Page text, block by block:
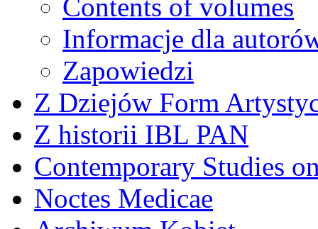
Contents of volumes
Informacje dla
Zapowiedzi
Z Dziejów Form
Z historii IBL PAN
Contemporary Studies
Noctes Medicae